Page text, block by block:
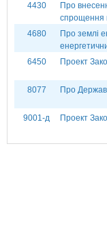
4430
Про
спрощення
4680
Про землі
6450
Проект
8077 Про
9001-д Проект